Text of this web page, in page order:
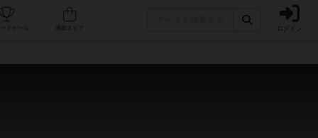
人気ボードゲーム ログイン